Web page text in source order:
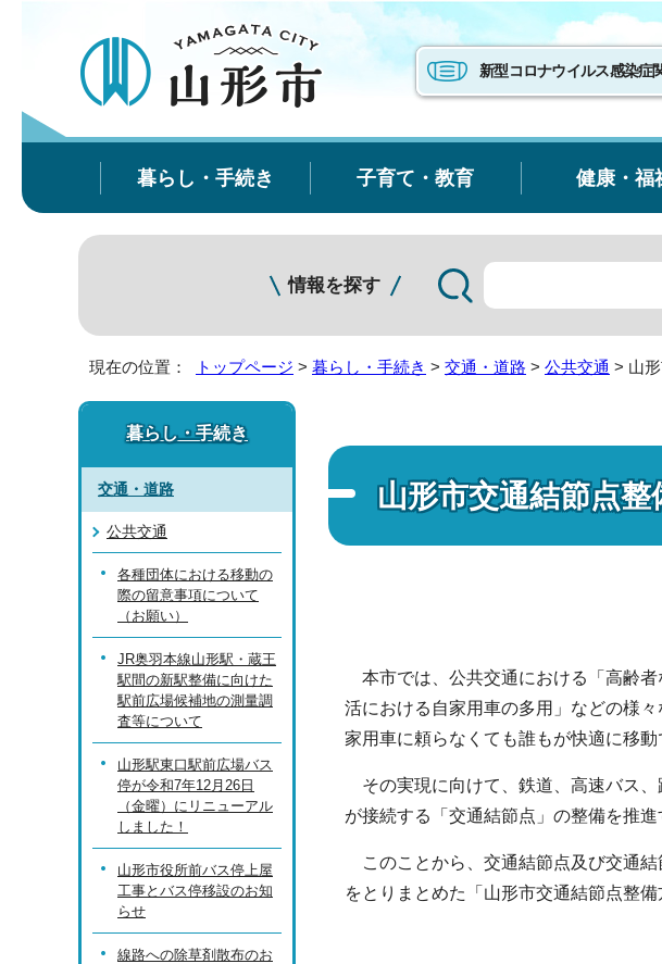
新型コロナウイルス感染症
暮らし・手続き 子育て・教育 健康・福
情報を探す
現在の位置： トップページ > 暮らし・手続き > 交通・道路 > 公共交通 > 山
山形市交通結節点
本市では、公共交通における「高齢者
活における自家用車の多用」などの様
家用車に頼らなくても誰もが快適に移
その実現に向けて、鉄道、高速バス、
が接続する「交通結節点」の整備を推進
このことから、交通結節点及び交通結
をとりまとめた「山形市交通結節点整
暮らし・手続き
交通・道路
公共交通
各種団体における移動の
際の留意事項について
（お願い）
JR奥羽本線山形駅・蔵王
駅間の新駅整備に向けた
駅前広場候補地の測量調
査等について
山形駅東口駅前広場バス
停が令和7年12月26日
（金曜）にリニューアル
しました！
山形市役所前バス停上屋
工事とバス停移設のお知
らせ
線路への除草剤散布のお